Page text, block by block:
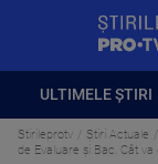
ULTIMELE ȘTIRI
Stirileprotv Știri Actuale
de Evaluare și Bac. Cât va